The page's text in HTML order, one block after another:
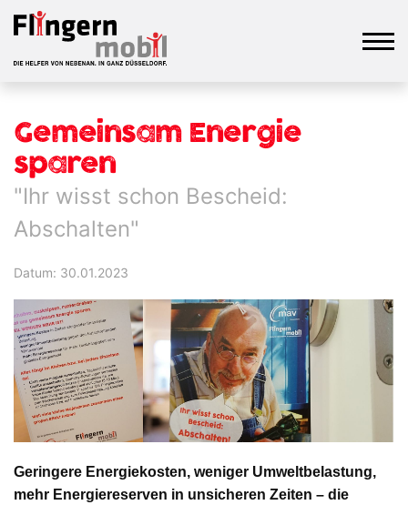
Gemeinsam Energie
sparen
"Ihr wisst schon Bescheid:
Abschalten"
Datum: 30.01.2023
Geringere Energiekosten, weniger Umweltbelastung,
mehr Energiereserven in unsicheren Zeiten – die